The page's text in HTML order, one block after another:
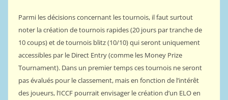
Parmi les décisions concernant les tournois, il faut surtout
noter la création de tournois rapides (20 jours par tranche de
10 coups) et de tournois blitz (10/10) qui seront uniquement
accessibles par le Direct Entry (comme les Money Prize
Tournament). Dans un premier temps ces tournois ne seront
pas évalués pour le classement, mais en fonction de l’intérêt
des joueurs, l’ICCF pourrait envisager le création d’un ELO en